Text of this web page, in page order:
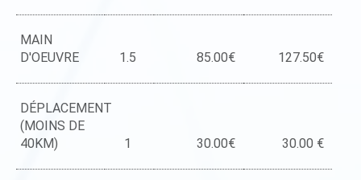
MAIN
D'OEUVRE
1.5 85.00€ 127.50€
DÉPLACEMENT
(MOINS DE
40KM)
1 30.00€ 30.00 €